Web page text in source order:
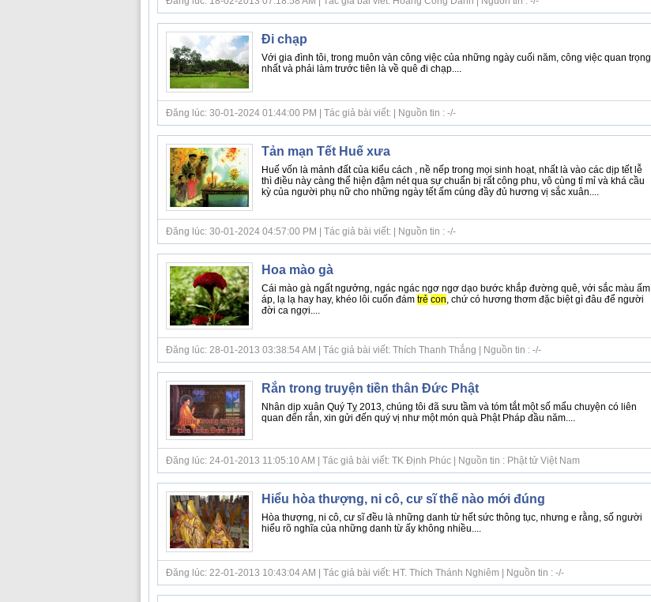
Đi chạp
Với gia đình tôi, trong muôn vàn công việc của những ngày cuối năm, công việc quan trọng
nhất và phải làm trước tiên là về quê đi chạp....
Đăng lúc: 30-01-2024 01:44:00 PM | Tác giả bài viết: | Nguồn tin : -/-
Tản mạn Tết Huế xưa
Huế vốn là mảnh đất của kiểu cách , nề nếp trong mọi sinh hoạt, nhất là vào các dịp tết lễ
thì điều này càng thể hiện đậm nét qua sự chuẩn bị rất công phu, vô cùng tỉ mỉ và khá cầu
kỳ của người phụ nữ cho những ngày tết ấm cúng đầy đủ hương vị sắc xuân....
Đăng lúc: 30-01-2024 04:57:00 PM | Tác giả bài viết: | Nguồn tin : -/-
Hoa mào gà
Cái mào gà ngất ngưởng, ngác ngác ngơ ngơ dạo bước khắp đường quê, với sắc màu ấm
áp, lạ lạ hay hay, khéo lôi cuốn đám trẻ con, chứ có hương thơm đặc biệt gì đâu để người
đời ca ngợi....
Đăng lúc: 28-01-2013 03:38:54 AM | Tác giả bài viết: Thích Thanh Thắng | Nguồn tin : -/-
Rắn trong truyện tiền thân Đức Phật
Nhân dịp xuân Quý Tỵ 2013, chúng tôi đã sưu tầm và tóm tắt một số mẩu chuyện có liên
quan đến rắn, xin gửi đến quý vị như một món quà Phật Pháp đầu năm....
Đăng lúc: 24-01-2013 11:05:10 AM | Tác giả bài viết: TK Định Phúc | Nguồn tin : Phật tử Việt Nam
Hiểu hòa thượng, ni cô, cư sĩ thế nào mới đúng
Hòa thượng, ni cô, cư sĩ đều là những danh từ hết sức thông tục, nhưng e rằng, số người
hiểu rõ nghĩa của những danh từ ấy không nhiều....
Đăng lúc: 22-01-2013 10:43:04 AM | Tác giả bài viết: HT. Thích Thánh Nghiêm | Nguồn tin : -/-